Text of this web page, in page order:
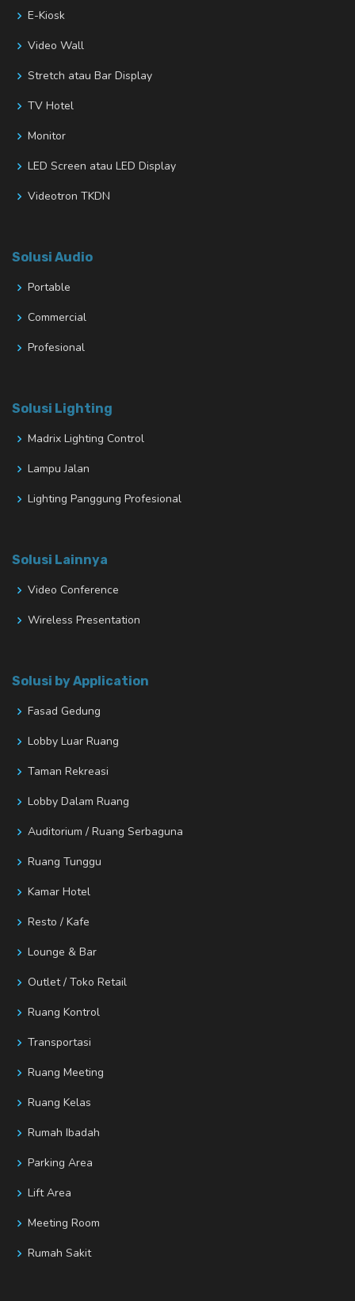
E-Kiosk
Video Wall
Stretch atau Bar Display
TV Hotel
Monitor
LED Screen atau LED Display
Videotron TKDN
Solusi Audio
Portable
Commercial
Profesional
Solusi Lighting
Madrix Lighting Control
Lampu Jalan
Lighting Panggung Profesional
Solusi Lainnya
Video Conference
Wireless Presentation
Solusi by Application
Fasad Gedung
Lobby Luar Ruang
Taman Rekreasi
Lobby Dalam Ruang
Auditorium / Ruang Serbaguna
Ruang Tunggu
Kamar Hotel
Resto / Kafe
Lounge & Bar
Outlet / Toko Retail
Ruang Kontrol
Transportasi
Ruang Meeting
Ruang Kelas
Rumah Ibadah
Parking Area
Lift Area
Meeting Room
Rumah Sakit